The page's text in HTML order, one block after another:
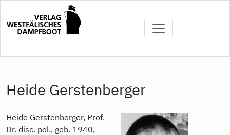
Inhalt
Heide Gerstenberger
Heide Gerstenberger, Prof.
Dr. disc. pol., geb. 1940,